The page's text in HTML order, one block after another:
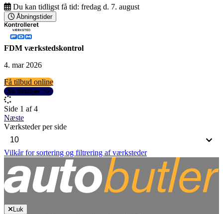
Du kan tidligst få tid: fredag d. 7. august
Åbningstider
FDM værkstedskontrol
4. mar 2026
Få tilbud online
Se detaljer
Side 1 af 4
Næste
Værksteder per side
Vilkår for sortering og filtrering af værksteder
Luk